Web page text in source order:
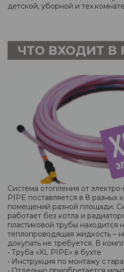
детской, уборной и
ЧТО ВХОДИТ В
Система отопления от
PIPE поставляется в 8 разных
помещений разной площади.
работает без котла и
пластиковой трубы находится
теплопроводящая жидкость –
докупать не требуется. В
• Труба «XL PIPE» в бухте
• Инструкция по монтажу с